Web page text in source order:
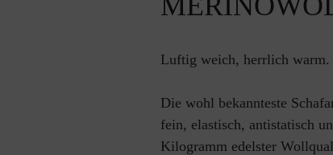
Luftig weich, herrlich warm.
Die wohl bekannteste
fein, elastisch, antistatisch
Kilogramm edelster